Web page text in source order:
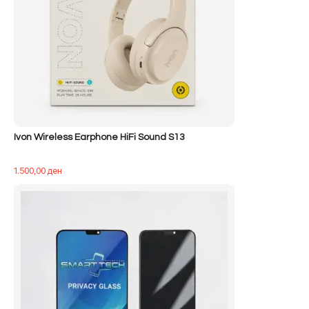
Ivon Wireless Earphone HiFi Sound S13
1.500,00ден